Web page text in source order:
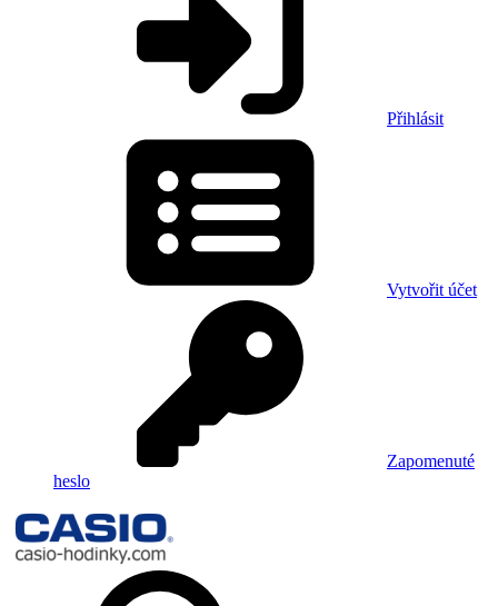
Přihlásit
Vytvořit účet
Zapomenuté
heslo